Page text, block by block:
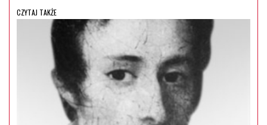
CZYTAJ TAKŻE